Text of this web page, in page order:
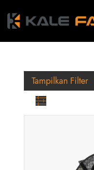
Tampilkan Filter